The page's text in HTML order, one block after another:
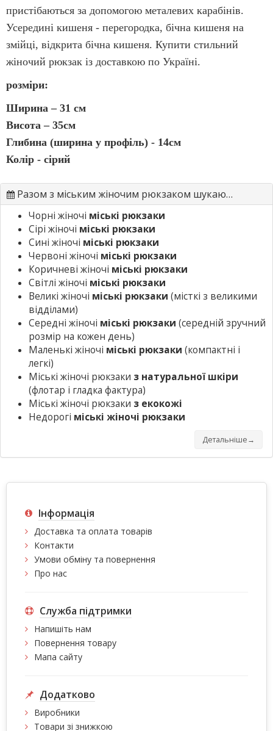
пристібаються за допомогою металевих карабінів.
Усередині кишеня - перегородка, бічна кишеня на
змійці, відкрита бічна кишеня. Купити стильний
жіночий рюкзак із доставкою по Україні.
розміри:
Ширина – 31 см
Висота – 35см
Глибина (ширина у профіль) - 14см
Колір - сірий
Разом з міським жіночим рюкзаком шукають
Чорні жіночі міські рюкзаки
Сірі жіночі міські рюкзаки
Сині жіночі міські рюкзаки
Червоні жіночі міські рюкзаки
Коричневі жіночі міські рюкзаки
Світлі жіночі міські рюкзаки
Великі жіночі міські рюкзаки (місткі з великими
відділами)
Середні жіночі міські рюкзаки (середній зручний
розмір на кожен день)
Маленькі жіночі міські рюкзаки (компактні і
легкі)
Міські жіночі рюкзаки з натуральної шкіри
(флотар і гладка фактура)
Міські жіночі рюкзаки з екокожі
Недорогі міські жіночі рюкзаки
Детальніше→
Інформація
Доставка та оплата товарів
Контакти
Умови обміну та повернення
Про нас
Служба підтримки
Напишіть нам
Повернення товару
Мапа сайту
Додатково
Виробники
Товари зі знижкою